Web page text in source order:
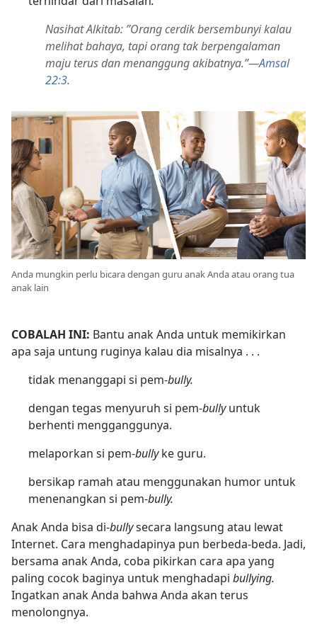
Nasihat Alkitab: ”Orang cerdik bersembunyi kalau
melihat bahaya, tapi orang tak berpengalaman
maju terus dan menanggung akibatnya.”​—Amsal
22:3.
Anda mungkin perlu bicara dengan guru anak Anda atau orang tua
anak lain
COBALAH INI: Bantu anak Anda untuk memikirkan
apa saja untung ruginya kalau dia misalnya . . .
tidak menanggapi si pem-bully.
dengan tegas menyuruh si pem-bullyuntuk
berhenti mengganggunya.
melaporkan si pem-bullyke guru.
bersikap ramah atau menggunakan humor untuk
menenangkan si pem-bully.
Anak Anda bisa di-bullysecara langsung atau lewat
Internet. Cara menghadapinya pun berbeda-beda. Jadi,
bersama anak Anda, coba pikirkan cara apa yang
paling cocok baginya untuk menghadapi bullying.
Ingatkan anak Anda bahwa Anda akan terus
menolongnya.